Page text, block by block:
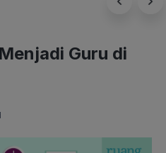
Guru di